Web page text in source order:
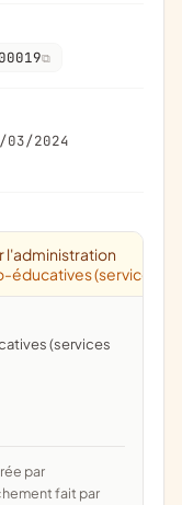
03/2024
l'administration
éducatives (services
(services
fait par